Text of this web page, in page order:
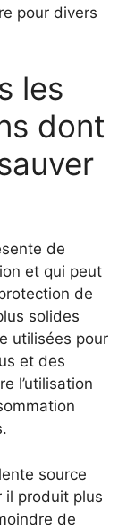
pour divers
les
dont
de
et qui peut
de
solides
utilisées pour
et des
l’utilisation
source
il produit plus
de